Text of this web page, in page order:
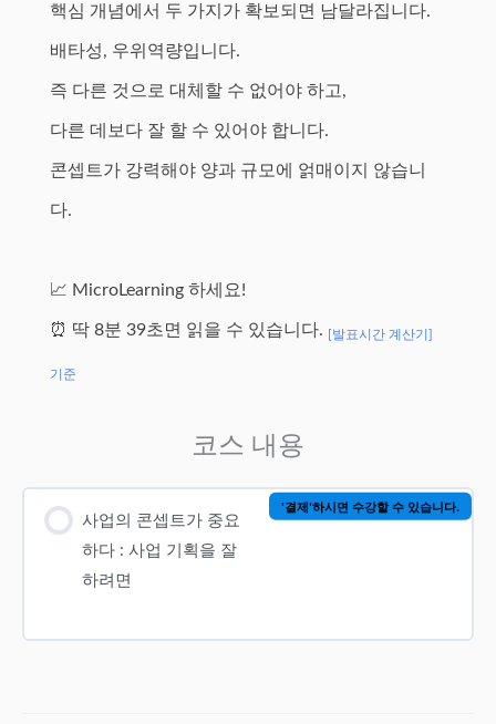
핵심 개념에서 두 가지가 확보되면 남달라집니다.
배타성, 우위역량입니다.
즉 다른 것으로 대체할 수 없어야 하고,
다른 데보다 잘 할 수 있어야 합니다.
콘셉트가 강력해야 양과 규모에 얽매이지 않습니
다.
📈 MicroLearning 하세요!
⏰ 딱 8분 39초면 읽을 수 있습니다. [발표시간 계산기]
기준
코스 내용
사업의 콘셉트가 중요
하다 : 사업 기획을 잘
하려면
'결제'하시면 수강할 수 있습니다.